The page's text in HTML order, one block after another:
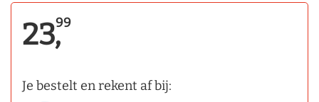
23,99
Je bestelt en rekent af bij: